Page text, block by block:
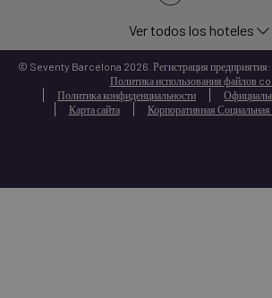
Ver todos los hoteles
© Seventy Barcelona 2026. Регистрация
Политика использования файлов
Политика конфиденциальности
Карта сайта
Корпоративная Социальная